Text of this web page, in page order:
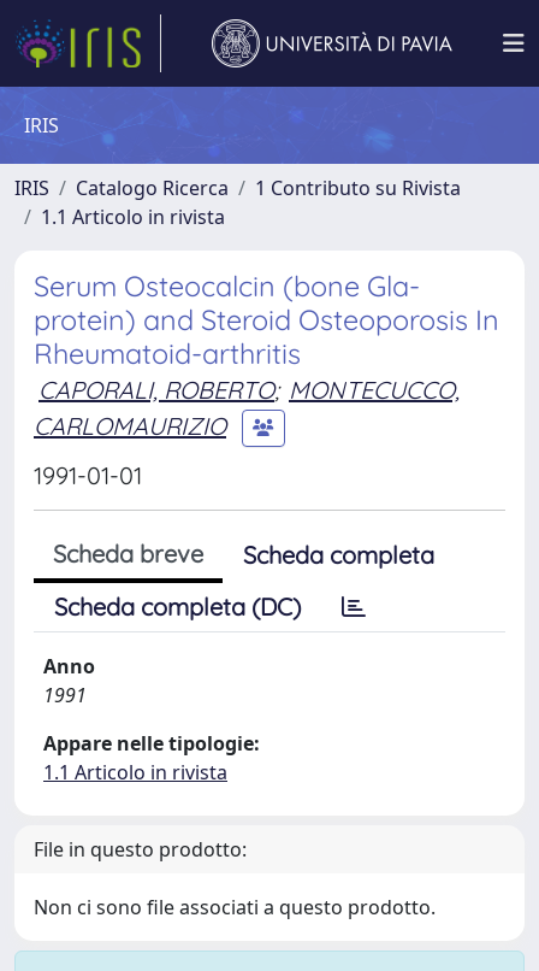
IRIS
IRIS Catalogo Ricerca
1 Contributo su Rivista
1.1 Articolo in rivista
Serum Osteocalcin (bone Gla-
protein) and Steroid Osteoporosis In
Rheumatoid-arthritis
CAPORALI, ROBERTO; MONTECUCCO,
CARLOMAURIZIO
1991-01-01
Scheda breve
Scheda completa
Scheda completa (DC)
Anno
1991
Appare nelle tipologie:
1.1 Articolo in rivista
File in questo prodotto:
Non ci sono file associati a questo prodotto.